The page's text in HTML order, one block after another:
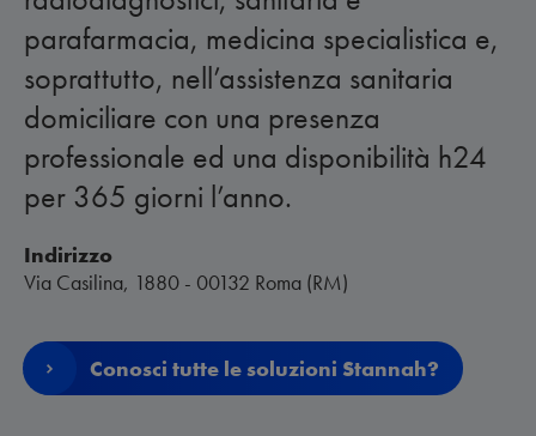
parafarmacia, medicina specialistica e,
soprattutto, nell’assistenza sanitaria
domiciliare con una presenza
professionale ed una disponibilità h24
per 365 giorni l’anno.
Indirizzo
Via Casilina, 1880 - 00132 Roma (RM)
Conosci tutte le soluzioni Stannah?